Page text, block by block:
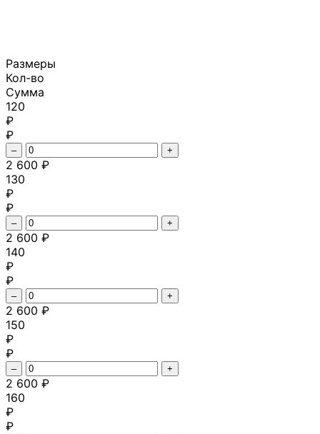
Размеры
Кол-во
Сумма
120
₽
₽
– +
2 600 ₽
130
₽
₽
– +
2 600 ₽
140
₽
₽
– +
2 600 ₽
150
₽
₽
– +
2 600 ₽
160
₽
₽